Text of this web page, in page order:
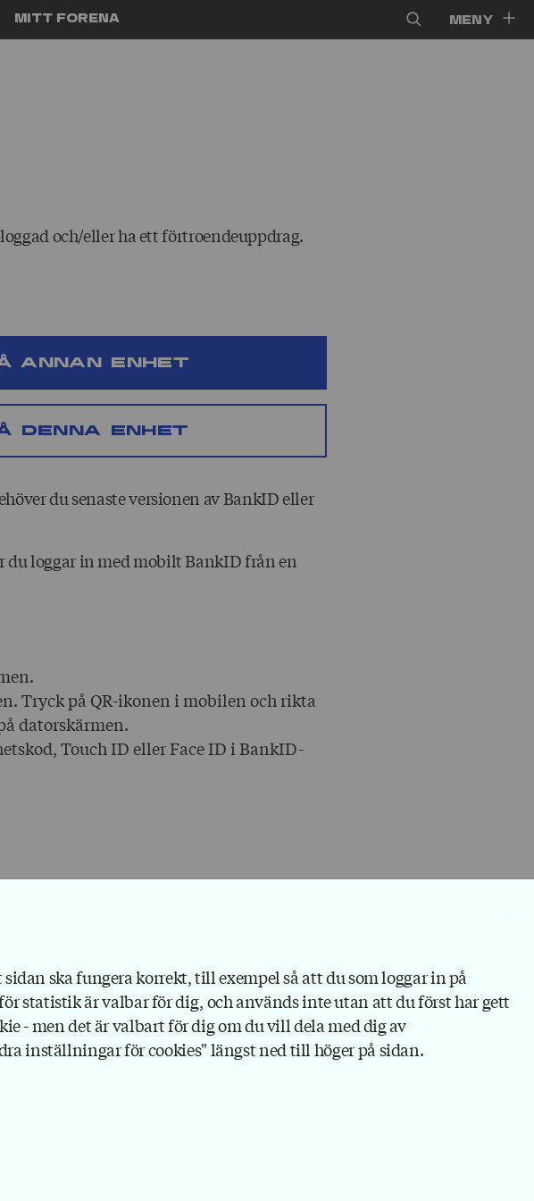
ska fungera korrekt, till exempel så att du som loggar in på
statistik är valbar för dig, och används inte utan att du först har gett
- men det är valbart för dig om du vill dela med dig av
inställningar för cookies" längst ned till höger på sidan.
Mitt Forena Meny
och/eller ha ett förtroendeuppdrag.
annan enhet
denna enhet
du senaste versionen av BankID eller
du loggar in med mobilt BankID från en
Tryck på QR-ikonen i mobilen och rikta
datorskärmen.
Touch ID eller Face ID i BankID-
Kontakt